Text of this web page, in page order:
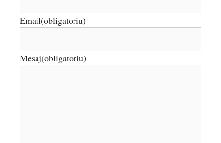
Email(obligatoriu)
Mesaj(obligatoriu)